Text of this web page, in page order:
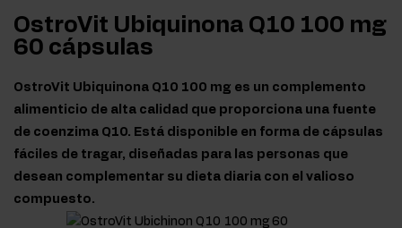
OstroVit Ubiquinona Q10 100 mg
60 cápsulas
OstroVit Ubiquinona Q10 100 mg es un complemento
alimenticio de alta calidad que proporciona una fuente
de coenzima Q10. Está disponible en forma de cápsulas
fáciles de tragar, diseñadas para las personas que
desean complementar su dieta diaria con el valioso
compuesto.